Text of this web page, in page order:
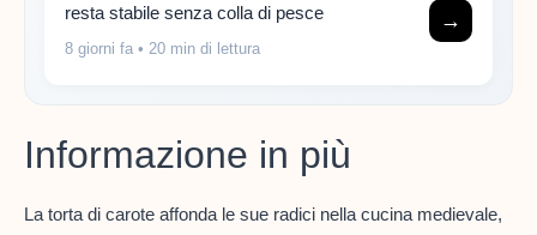
resta stabile senza colla di pesce
8 giorni fa • 20 min di lettura
→
Informazione in più
La torta di carote affonda le sue radici nella cucina medievale,